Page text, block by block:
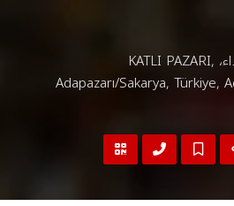
Semerciler, اسواق فداء، KATLI PAZARI,
Adapazarı/Sakarya, Türkiye,